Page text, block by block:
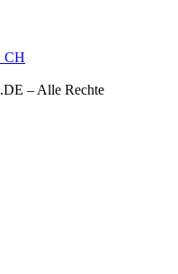
.DE – Alle Rechte